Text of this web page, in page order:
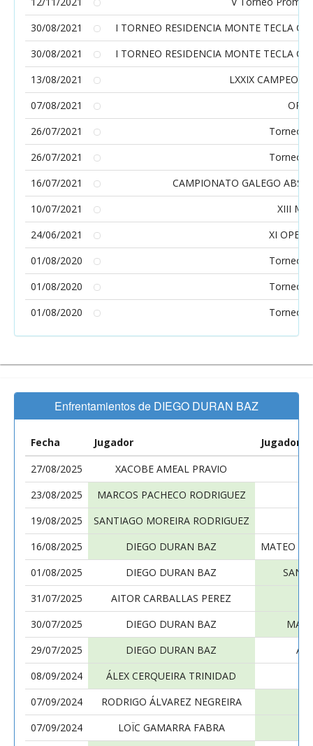
30/08/2021
I TORNEO RESIDENCIA MONTE TECLA
30/08/2021
I TORNEO RESIDENCIA MONTE TECLA
13/08/2021
LXXIX
07/08/2021
26/07/2021
Torneo
26/07/2021
Torneo
16/07/2021
CAMPIONATO GALEGO
10/07/2021
XIII
24/06/2021
XI OPEN
01/08/2020
Torneo
01/08/2020
Torneo
01/08/2020
Torneo
Enfrentamientos de DIEGO DURAN BAZ
Fecha Jugador
Jugador
27/08/2025
XACOBE AMEAL PRAVIO
23/08/2025
MARCOS PACHECO RODRIGUEZ
19/08/2025
SANTIAGO MOREIRA RODRIGUEZ
16/08/2025
DIEGO DURAN BAZ
MATEO
01/08/2025
DIEGO DURAN BAZ
31/07/2025
AITOR CARBALLAS PEREZ
30/07/2025
DIEGO DURAN BAZ
29/07/2025
DIEGO DURAN BAZ
08/09/2024
ÁLEX CERQUEIRA TRINIDAD
07/09/2024
RODRIGO ÁLVAREZ NEGREIRA
07/09/2024
LOÏC GAMARRA FABRA